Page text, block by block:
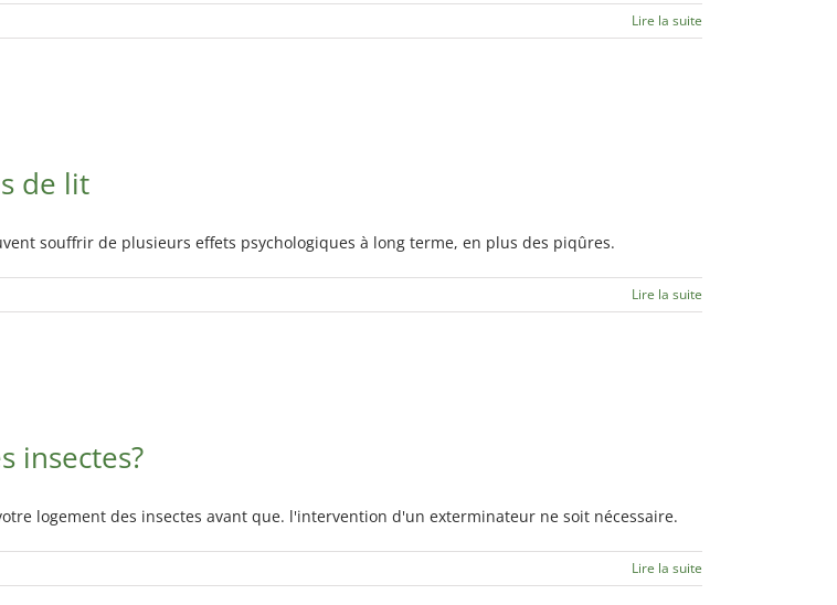
Lire la suite
de lit
souffrir de plusieurs effets psychologiques à long terme, en plus des piqûres.
Lire la suite
insectes?
logement des insectes avant que. l'intervention d'un exterminateur ne soit nécessaire.
Lire la suite